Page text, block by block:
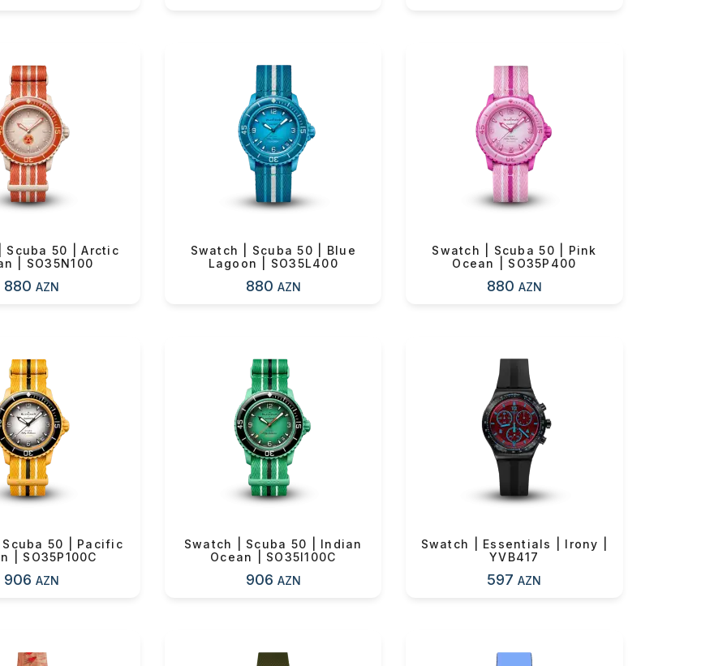
Scuba 50 | Arctic
| SO35N100
880AZN
Swatch | Scuba 50 | Blue
Lagoon | SO35L400
880 AZN
Swatch | Scuba 50 | Pink
Ocean | SO35P400
880 AZN
50 | Pacific
| SO35P100C
906AZN
Swatch | Scuba 50 | Indian
Ocean | SO35I100C
906 AZN
Swatch | Essentials | Irony |
YVB417
597AZN
səbətə əlavə edildi
detalları
məbləğ